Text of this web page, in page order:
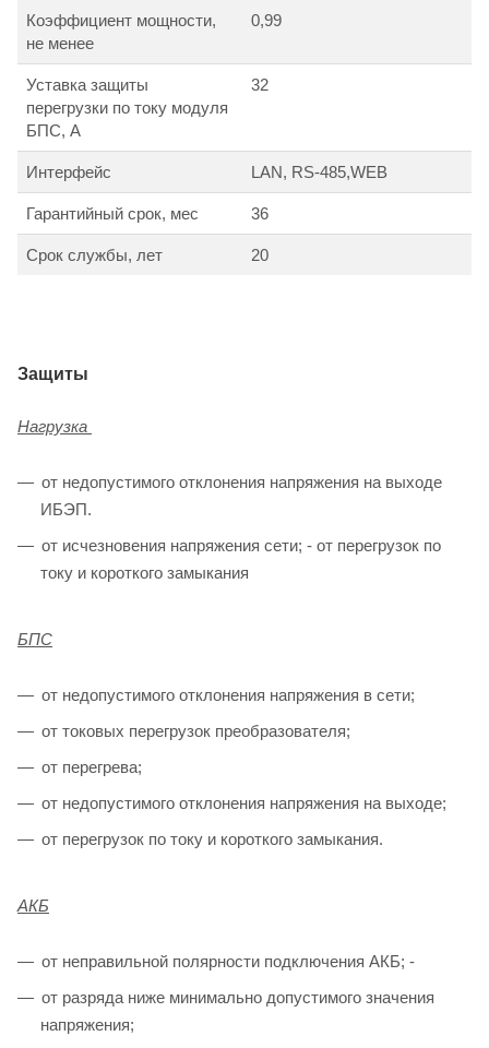
Коэффициент мощности,
не менее
0,99
Уставка защиты
перегрузки по току модуля
БПС, А
32
Интерфейс LAN, RS-485,WEB
Гарантийный срок, мес 36
Срок службы, лет 20
Защиты
Нагрузка
от недопустимого отклонения напряжения на выходе
ИБЭП.
от исчезновения напряжения сети; - от перегрузок по
току и короткого замыкания
БПС
от недопустимого отклонения напряжения в сети;
от токовых перегрузок преобразователя;
от перегрева;
от недопустимого отклонения напряжения на выходе;
от перегрузок по току и короткого замыкания.
АКБ
от неправильной полярности подключения АКБ; -
от разряда ниже минимально допустимого значения
напряжения;